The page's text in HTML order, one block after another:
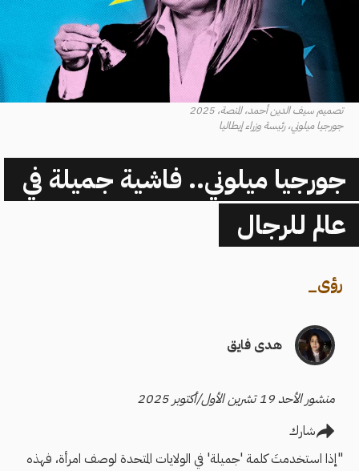
تصميم سيف الدين أحمد، المنصة، 2025
جورجيا ميلوني، رئيسة وزراء إيطاليا
جورجيا ميلوني.. فاشية جميلة في
عالم للرجال
رؤى_
هدى فايق
منشور الأحد 19 تشرين الأول/أكتوبر 2025
شارك
"إذا استخدمتَ كلمة 'جميلة' في الولايات المتحدة لوصف امرأة، فهذه